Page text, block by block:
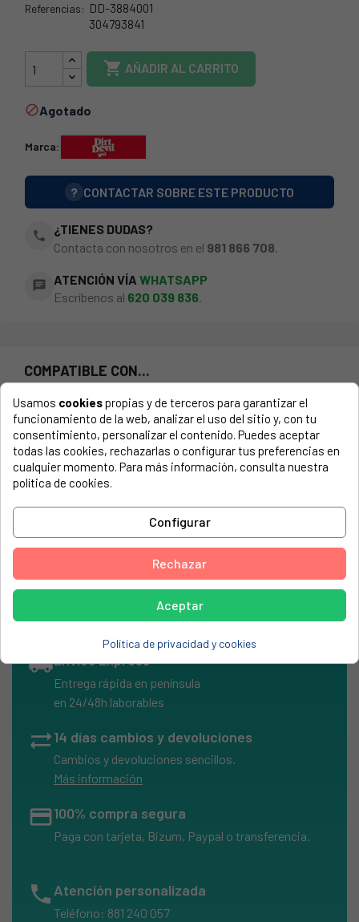
Referencias: DD-3884001
304793841
 AÑADIR AL CARRITO
Agotado
Marca:
? CONTACTAR SOBRE ESTE PRODUCTO
phone
¿TIENES DUDAS?
Contacta con nosotros en el 981 866 708
chat ATENCIÓN VÍA WHATSAPP
Escríbenos al 620 039 836.
COMPATIBLE CON...
El número de modelo lo encontrarás en la etiqueta de tu
electrodoméstico. Suele estar formado por números y
letras.
Kit de filtros aspirador Dirt Devil.Válido para modelo/s:
DIRT DEVIL, M388-4
local_shippingEnvíos Express
Entrega rápida en península
en 24/48h laborables
sync_alt14 días cambios y devoluciones
Cambios y devoluciones sencillos.
Más información
credit_card100% compra segura
Paga con tarjeta, Bizum, Paypal o transferencia.
phone Atención personalizada
Teléfono: 881 240 057
Usamos cookiespropias y de terceros para garantizar el
funcionamiento de la web, analizar el uso del sitio y, con tu
consentimiento, personalizar el contenido. Puedes aceptar
todas las cookies, rechazarlas o configurar tus preferencias en
cualquier momento. Para más información, consulta nuestra
política de cookies.
Configurar
Rechazar
Aceptar
Política de privacidad y cookies